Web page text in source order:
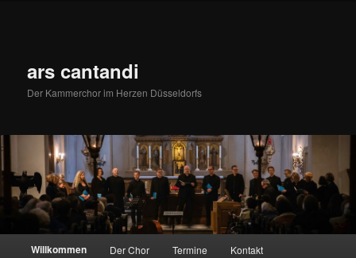
ars cantandi
Der Kammerchor im Herzen Düsseldorfs
HauptmenüWillkommen Der Chor Termine Kontakt